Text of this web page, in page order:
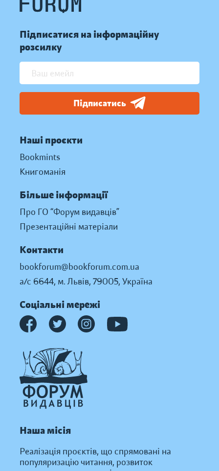
Підписатися на інформаційну
розсилку
Підписатись
Наші проєкти
Bookmints
Книгоманія
Більше інформації
Про ГО “Форум видавців”
Презентаційні матеріали
Контакти
bookforum@bookforum.com.ua
а/с 6644, м. Львів, 79005, Україна
Соціальні мережі
Наша місія
Реалізація проєктів, що спрямовані на
популяризацію читання, розвиток